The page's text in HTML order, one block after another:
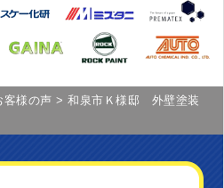
客様の声 > 和泉市Ｋ様邸 外壁塗装